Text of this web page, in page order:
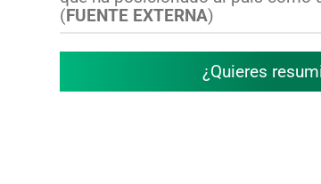
(FUENTE EXTERNA)
¿Quieres